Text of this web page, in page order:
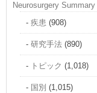
Neurosurgery Summary
疾患 (908)
研究手法 (890)
トピック (1,018)
国別 (1,015)